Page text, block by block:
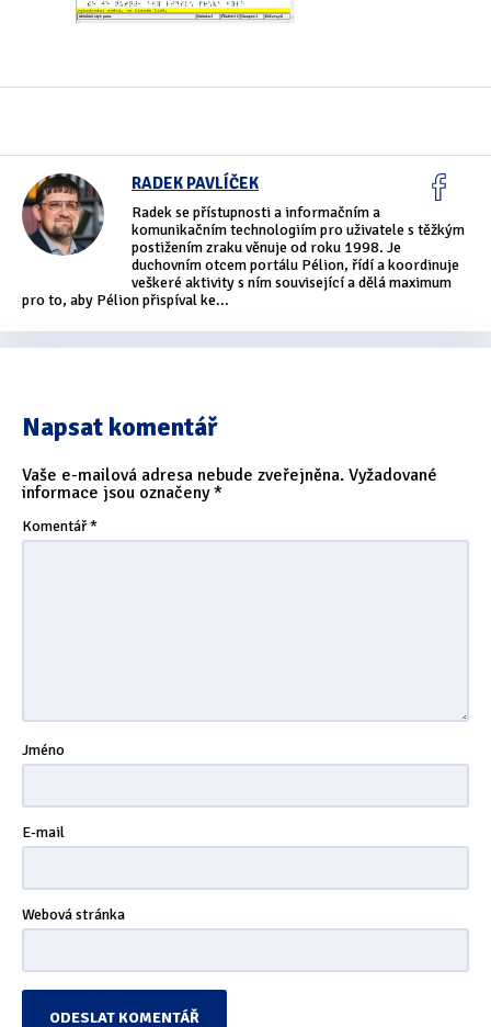
Pozvánky & oznámení(67)
Pracuji sluchem a hmatem(566)
Pracuji zrakem(456)
Pracuji zrakem a sluchem(515)
Služby(115)
Asistivní software(428)
Běžný software
RADEK PAVLÍČEK
Radek se přístupnosti a informačním a
komunikačním technologiím pro uživatele s těžkým
postižením zraku věnuje od roku 1998. Je
duchovním otcem portálu Pélion, řídí a koordinuje
veškeré aktivity s ním související a dělá maximum
pro to, aby Pélion přispíval ke...
Napsat komentář
Vaše e-mailová adresa nebude zveřejněna. Vyžadované
informace jsou označeny*
Komentář*
Jméno
E-mail
Webová stránka